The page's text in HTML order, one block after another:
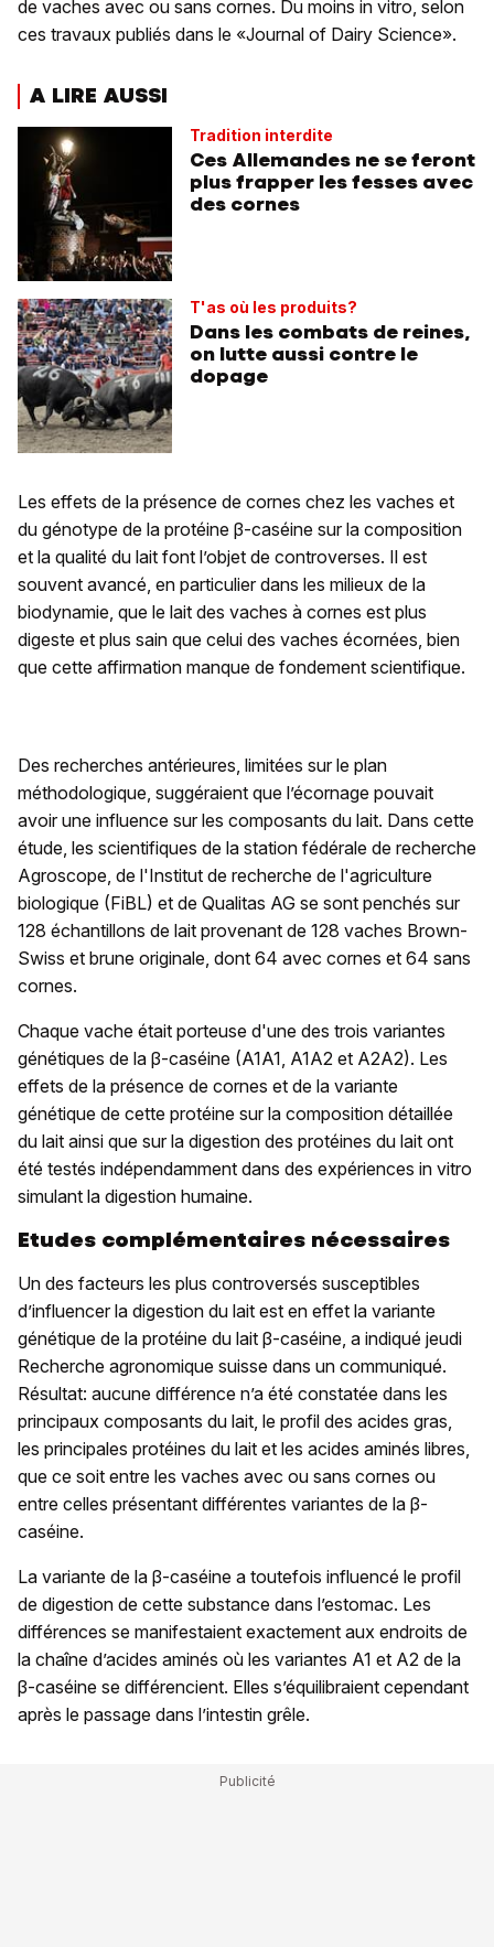
de vaches avec ou sans cornes. Du moins in vitro, selon
ces travaux publiés dans le «Journal of Dairy Science».
A LIRE AUSSI
Tradition interdite
Ces Allemandes ne se feront
plus frapper les fesses avec
des cornes
T'as où les produits?
Dans les combats de reines,
on lutte aussi contre le
dopage
Les effets de la présence de cornes chez les vaches et
du génotype de la protéine β-caséine sur la composition
et la qualité du lait font l’objet de controverses. Il est
souvent avancé, en particulier dans les milieux de la
biodynamie, que le lait des vaches à cornes est plus
digeste et plus sain que celui des vaches écornées, bien
que cette affirmation manque de fondement scientifique.
Des recherches antérieures, limitées sur le plan
méthodologique, suggéraient que l’écornage pouvait
avoir une influence sur les composants du lait. Dans cette
étude, les scientifiques de la station fédérale de recherche
Agroscope, de l'Institut de recherche de l'agriculture
biologique (FiBL) et de Qualitas AG se sont penchés sur
128 échantillons de lait provenant de 128 vaches Brown-
Swiss et brune originale, dont 64 avec cornes et 64 sans
cornes.
Chaque vache était porteuse d'une des trois variantes
génétiques de la β-caséine (A1A1, A1A2 et A2A2). Les
effets de la présence de cornes et de la variante
génétique de cette protéine sur la composition détaillée
du lait ainsi que sur la digestion des protéines du lait ont
été testés indépendamment dans des expériences in vitro
simulant la digestion humaine.
Etudes complémentaires nécessaires
Un des facteurs les plus controversés susceptibles
d’influencer la digestion du lait est en effet la variante
génétique de la protéine du lait β-caséine, a indiqué jeudi
Recherche agronomique suisse dans un communiqué.
Résultat: aucune différence n’a été constatée dans les
principaux composants du lait, le profil des acides gras,
les principales protéines du lait et les acides aminés libres,
que ce soit entre les vaches avec ou sans cornes ou
entre celles présentant différentes variantes de la β-
caséine.
La variante de la β-caséine a toutefois influencé le profil
de digestion de cette substance dans l’estomac. Les
différences se manifestaient exactement aux endroits de
la chaîne d’acides aminés où les variantes A1 et A2 de la
β-caséine se différencient. Elles s’équilibraient cependant
après le passage dans l’intestin grêle.